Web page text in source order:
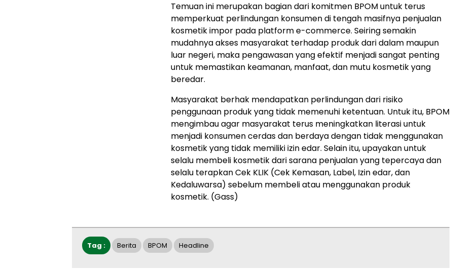
Temuan ini merupakan bagian dari komitmen BPOM untuk terus
memperkuat perlindungan konsumen di tengah masifnya penjualan
kosmetik impor pada platform e-commerce. Seiring semakin
mudahnya akses masyarakat terhadap produk dari dalam maupun
luar negeri, maka pengawasan yang efektif menjadi sangat penting
untuk memastikan keamanan, manfaat, dan mutu kosmetik yang
beredar.
Masyarakat berhak mendapatkan perlindungan dari risiko
penggunaan produk yang tidak memenuhi ketentuan. Untuk itu, BPOM
mengimbau agar masyarakat terus meningkatkan literasi untuk
menjadi konsumen cerdas dan berdaya dengan tidak menggunakan
kosmetik yang tidak memiliki izin edar. Selain itu, upayakan untuk
selalu membeli kosmetik dari sarana penjualan yang tepercaya dan
selalu terapkan Cek KLIK (Cek Kemasan, Label, Izin edar, dan
Kedaluwarsa) sebelum membeli atau menggunakan produk
kosmetik. (Gass)
Tag : Berita BPOM Headline